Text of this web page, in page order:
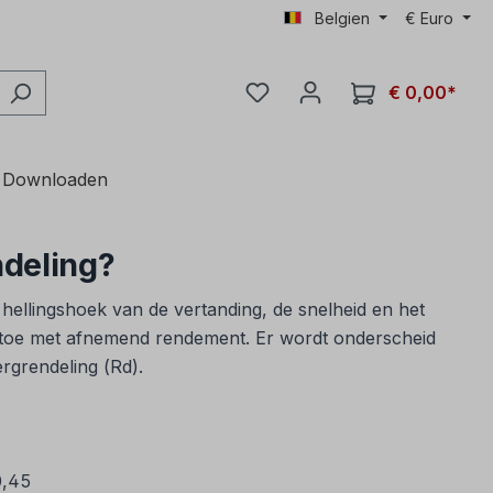
Belgien € Euro
€ 0,00*
Downloaden
van de vertanding, de snelheid en het
met afnemend rendement. Er wordt onderscheid
(Rd).